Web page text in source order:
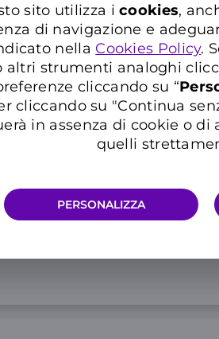
sito utilizza icookies,
di navigazione e
nella Cookies Policy.
altri strumenti analoghi
cliccando su “P
cliccando su "Continua
in assenza di cookie o
quelli
PERSONALIZZA